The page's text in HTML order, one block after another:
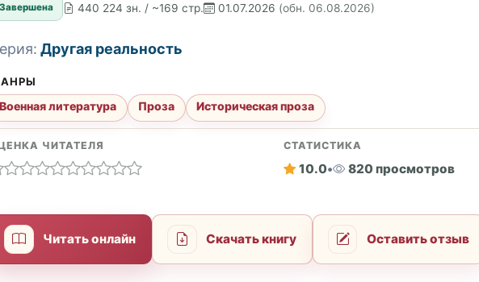
440 224 зн. / ~169 стр. 01.07.2026 (обн. 06.08.2026)
Другая реальность
Военная литература Проза Историческая проза
ЧИТАТЕЛЯ СТАТИСТИКА
10.0• 820 просмотров
Читать онлайн Скачать книгу Оставить отзыв